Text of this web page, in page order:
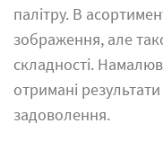
палітру. В
зображення, але
складності.
отримані
задоволення.